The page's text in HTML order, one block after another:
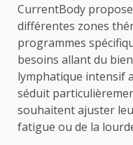
CurrentBody
différentes zones
programmes
besoins allant du
lymphatique intensif
séduit
souhaitent ajuster
fatigue ou de la